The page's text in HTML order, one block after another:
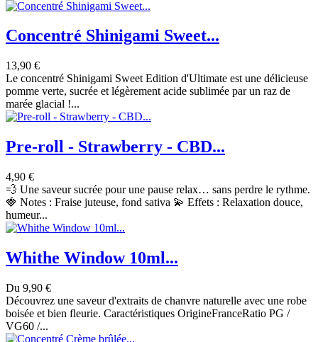
Concentré Shinigami Sweet...
13,90 €
Le concentré Shinigami Sweet Edition d'Ultimate est une délicieuse
pomme verte, sucrée et légèrement acide sublimée par un raz de
marée glacial !...
Pre-roll - Strawberry - CBD...
4,90 €
💨 Une saveur sucrée pour une pause relax… sans perdre le rythme.
🍓 Notes : Fraise juteuse, fond sativa 💫 Effets : Relaxation douce,
humeur...
Whithe Window 10ml...
Du 9,90 €
Découvrez une saveur d'extraits de chanvre naturelle avec une robe
boisée et bien fleurie. Caractéristiques OrigineFranceRatio PG /
VG60 /...